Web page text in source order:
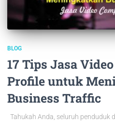
BLOG
17 Tips Jasa
Profile untuk
Business Traffic
Tahukah Anda, seluruh penduduk